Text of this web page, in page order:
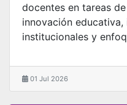
docentes en tareas
innovación
institucionales y
01 Jul 2026